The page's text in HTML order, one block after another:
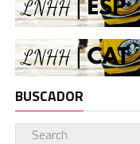
BUSCADOR